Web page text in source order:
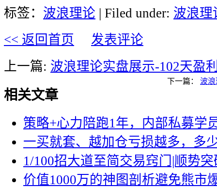
标签： 波浪理论 | Filed under: 波浪理
<< 返回首页
发表评论
上一篇: 波浪理论实盘展示-102天盈
下一篇： 波浪
相关文章
策略+心力陪跑1年，内部私募学
一买就套、越加仓亏损越多，多
1/100招大道至简交易窍门|顺势突
价值1000万的神图剖析避免熊市